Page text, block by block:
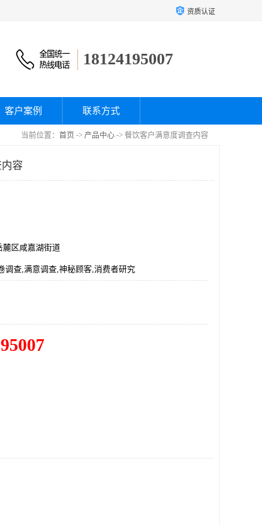
资质认证
18124195007
客户案例 联系方式
当前位置： 首页 -> 产品中心 -> 餐饮客户满意度调查内容
容
麓区咸嘉湖街道
调查,满意调查,神秘顾客,消费者研究